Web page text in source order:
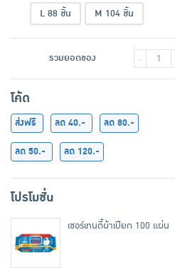
L 88 ชิ้น M 104 ชิ้น
รวมยอดของ -
โค้ด
ส่งฟรี
ลด 40.-
ลด 80.-
ลด 50.-
ลด 120.-
โปรโมชั่น
เซอร์เทนตี้ผ้าเปียก 100 แผ่น